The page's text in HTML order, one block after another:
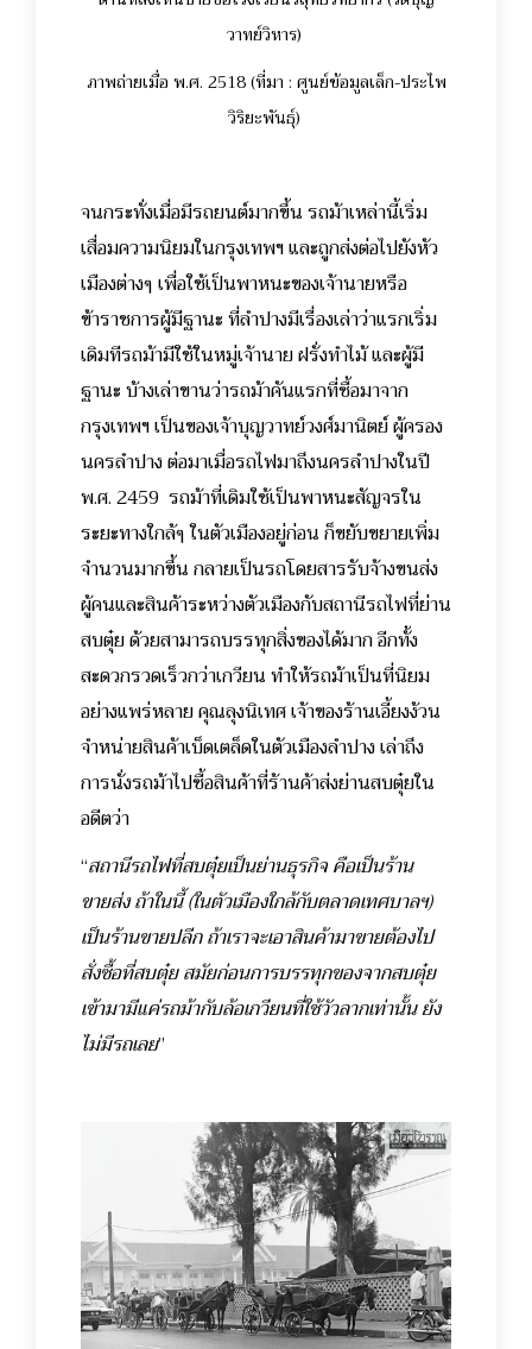
วาทย์วิหาร)
ภาพถ่ายเมื่อ พ.ศ. 2518 (ที่มา : ศูนย์ข้อมูลเล็ก-ประไพ
วิริยะพันธุ์)
จนกระทั่งเมื่อมีรถยนต์มากขึ้น รถม้าเหล่านี้เริ่ม
เสื่อมความนิยมในกรุงเทพฯ และถูกส่งต่อไปยังหัว
เมืองต่างๆ เพื่อใช้เป็นพาหนะของเจ้านายหรือ
ข้าราชการผู้มีฐานะ ที่ลำปางมีเรื่องเล่าว่าแรกเริ่ม
เดิมทีรถม้ามีใช้ในหมู่เจ้านาย ฝรั่งทำไม้ และผู้มี
ฐานะ บ้างเล่าขานว่ารถม้าคันแรกที่ซื้อมาจาก
กรุงเทพฯ เป็นของเจ้าบุญวาทย์วงศ์มานิตย์ ผู้ครอง
นครลำปาง ต่อมาเมื่อรถไฟมาถึงนครลำปางในปี
พ.ศ. 2459 รถม้าที่เดิมใช้เป็นพาหนะสัญจรใน
ระยะทางใกล้ๆ ในตัวเมืองอยู่ก่อน ก็ขยับขยายเพิ่ม
จำนวนมากขึ้น กลายเป็นรถโดยสารรับจ้างขนส่ง
ผู้คนและสินค้าระหว่างตัวเมืองกับสถานีรถไฟที่ย่าน
สบตุ๋ย ด้วยสามารถบรรทุกสิ่งของได้มาก อีกทั้ง
สะดวกรวดเร็วกว่าเกวียน ทำให้รถม้าเป็นที่นิยม
อย่างแพร่หลายคุณลุงนิเทศ เจ้าของร้านเอี้ยงง้วน
จำหน่ายสินค้าเบ็ดเตล็ดในตัวเมืองลำปาง เล่าถึง
การนั่งรถม้าไปซื้อสินค้าที่ร้านค้าส่งย่านสบตุ๋ยใน
อดีตว่า
“สถานีรถไฟที่สบตุ๋ยเป็นย่านธุรกิจ คือเป็นร้าน
ขายส่ง ถ้าในนี้ (ในตัวเมืองใกล้กับตลาดเทศบาลฯ)
เป็นร้านขายปลีก ถ้าเราจะเอาสินค้ามาขายต้องไป
สั่งซื้อที่สบตุ๋ย สมัยก่อนการบรรทุกของจากสบตุ๋ย
เข้ามามีแค่รถม้ากับล้อเกวียนที่ใช้วัวลากเท่านั้น ยัง
ไม่มีรถเลย”